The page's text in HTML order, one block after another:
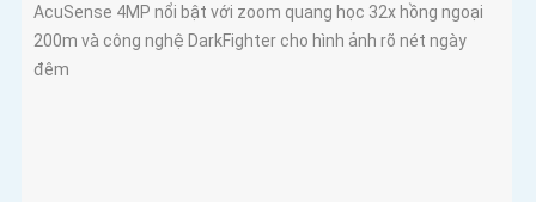
AcuSense 4MP nổi bật với zoom quang học 32x hồng ngoại
200m và công nghệ DarkFighter cho hình ảnh rõ nét ngày
đêm